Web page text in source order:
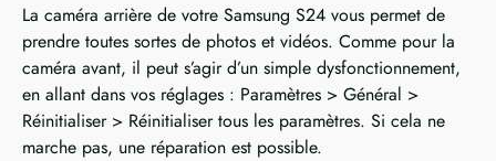
La caméra arrière de votre Samsung S24 vous permet de
prendre toutes sortes de photos et vidéos. Comme pour la
caméra avant, il peut s’agir d’un simple dysfonctionnement,
en allant dans vos réglages : Paramètres > Général >
Réinitialiser > Réinitialiser tous les paramètres. Si cela ne
marche pas, une réparation est possible.